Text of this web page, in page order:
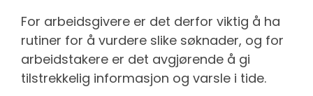
For arbeidsgivere er det derfor viktig å ha
rutiner for å vurdere slike søknader, og for
arbeidstakere er det avgjørende å gi
tilstrekkelig informasjon og varsle i tide.